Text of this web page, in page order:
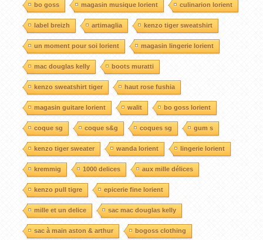
bo goss magasin musique lorient culinarion lorient
label breizh artimaglia kenzo tiger sweatshirt
un moment pour soi lorient magasin lingerie lorient
mac douglas kelly boots muratti
kenzo sweatshirt tiger haut rose fushia
magasin guitare lorient walit bo goss lorient
coque sg coque s&g coques sg gum s
kenzo tiger sweater wanda lorient lingerie lorient
kremmig 1000 delices aux mille délices
kenzo pull tigre epicerie fine lorient
mille et un delice sac mac douglas kelly
sac à main aston & arthur bogoss clothing